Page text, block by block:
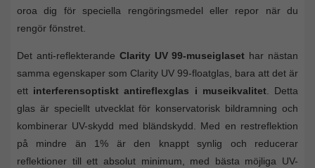
oroa dig för speciella rengöringsmedel eller repor när du
rengör fönstret.
Det anti-reflekterande Clarity UV 99-museiglaset har nästan
samma egenskaper som Clarity UV 99-floatglas, bara att det är
ett interferensoptiskt antireflexglas i museikvalitet. Detta
glas är speciellt utvecklat för konservatorisk bildramning och
kombinerar UV-skydd med bländskydd. Med en restreflektion
på mindre än 1% är den knappt synlig och reducerar
reflektioner till ett absolut minimum, med bästa möjliga UV-